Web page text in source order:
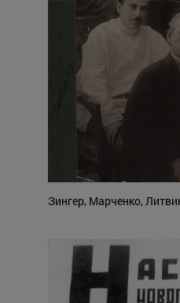
Зингер, Марченко,